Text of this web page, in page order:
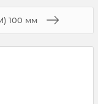
100 мм